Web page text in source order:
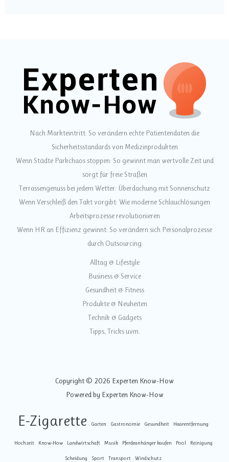
Nach Markteintritt: So verändern echte Patientendaten die
Sicherheitsstandards von Medizinprodukten
Wenn Städte Parkchaos stoppen: So gewinnt man wertvolle Zeit und
sorgt für freie Straßen
Terrassengenuss bei jedem Wetter: Überdachung mit Sonnenschutz
Wenn Verschleiß den Takt vorgibt: Wie moderne Schlauchlösungen
Arbeitsprozesse revolutionieren
Wenn HR an Effizienz gewinnt: So verändern sich Personalprozesse
durch Outsourcing
Alltag & Lifestyle
Business & Service
Gesundheit & Fitness
Produkte & Neuheiten
Technik & Gadgets
Tipps, Tricks uvm.
Copyright © 2026 Experten Know-How
Powered by Experten Know-How
E-Zigarette Garten Gastronomie Gesundheit Haarentfernung
Hochzeit Know-How Landwirtschaft Musik Pferdeanhänger kaufen Pool Reinigung
Scheidung Sport Transport Windschutz